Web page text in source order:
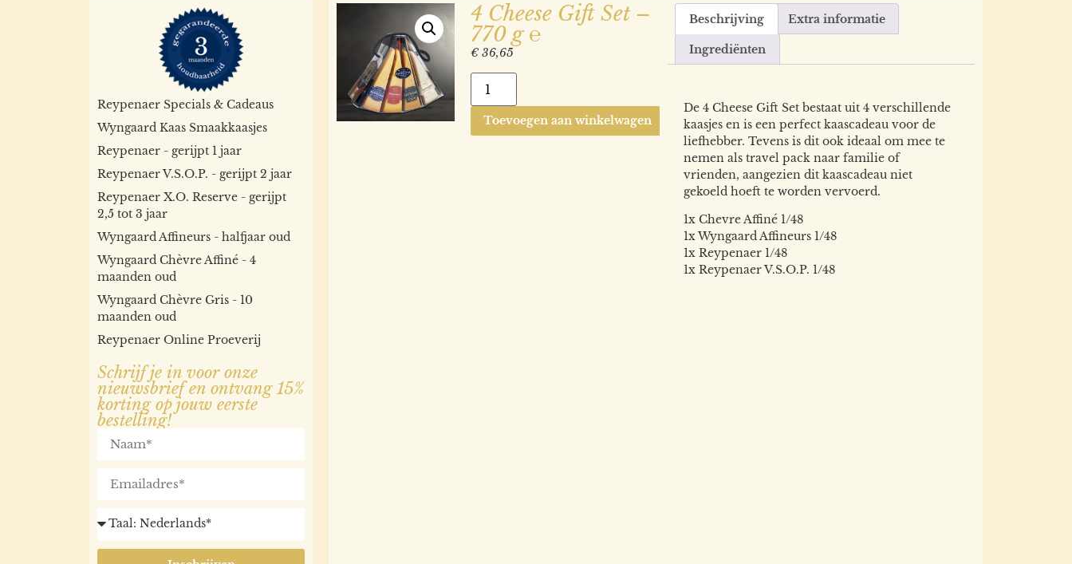
Reypenaer Specials & Cadeaus
Wyngaard Kaas Smaakkaasjes
Reypenaer - gerijpt 1 jaar
Reypenaer V.S.O.P. - gerijpt 2 jaar
Reypenaer X.O. Reserve - gerijpt
2,5 tot 3 jaar
Wyngaard Affineurs - halfjaar oud
Wyngaard Chèvre Affiné - 4
maanden oud
Wyngaard Chèvre Gris - 10
maanden oud
Reypenaer Online Proeverij
Schrijf je in voor onze
nieuwsbrief en ontvang 15%
korting op jouw eerste
bestelling!
4 Cheese Gift Set –
770 g ℮
€ 36,65
Toevoegen aan winkelwagen
Beschrijving Extra informatie
Ingrediënten
De 4 Cheese Gift Set bestaat uit 4 verschillende
kaasjes en is een perfect kaascadeau voor de
liefhebber. Tevens is dit ook ideaal om mee te
nemen als travel pack naar familie of
vrienden, aangezien dit kaascadeau niet
gekoeld hoeft te worden vervoerd.
1x Chevre Affiné 1/48
1x Wyngaard Affineurs 1/48
1x Reypenaer 1/48
1x Reypenaer V.S.O.P. 1/48